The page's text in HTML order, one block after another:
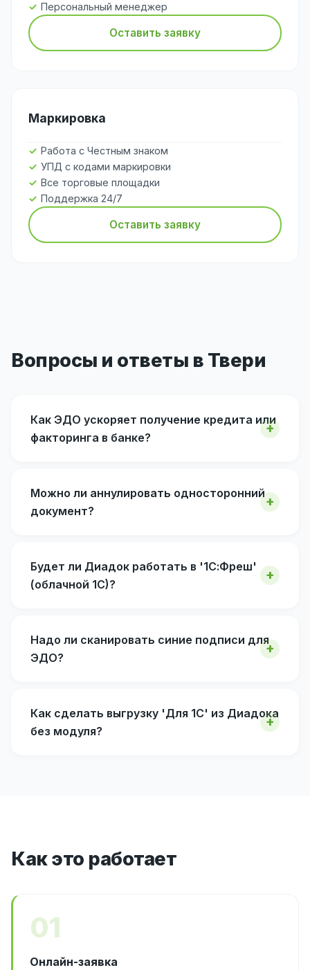
Персональный менеджер
Оставить заявку
Маркировка
Работа с Честным знаком
УПД с кодами маркировки
Все торговые площадки
Поддержка 24/7
Оставить заявку
Вопросы и ответы в Твери
Как ЭДО ускоряет получение кредита или
факторинга в банке?
Можно ли аннулировать односторонний
документ?
Будет ли Диадок работать в '1С:Фреш'
(облачной 1С)?
Надо ли сканировать синие подписи для
ЭДО?
Как сделать выгрузку 'Для 1С' из Диадока
без модуля?
Как это работает
01
Онлайн-заявка